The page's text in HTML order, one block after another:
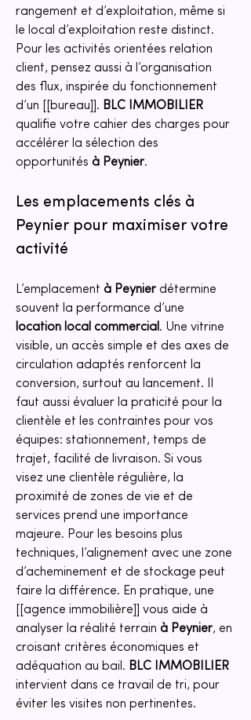
rangement et d’exploitation, même si
le local d’exploitation reste distinct.
Pour les activités orientées relation
client, pensez aussi à l’organisation
des flux, inspirée du fonctionnement
d’un [[bureau]]. BLC IMMOBILIER
qualifie votre cahier des charges pour
accélérer la sélection des
opportunités à Peynier.
Les emplacements clés à
Peynier pour maximiser votre
activité
L’emplacement à Peynier détermine
souvent la performance d’une
location local commercial . Une vitrine
visible, un accès simple et des axes de
circulation adaptés renforcent la
conversion, surtout au lancement. Il
faut aussi évaluer la praticité pour la
clientèle et les contraintes pour vos
équipes: stationnement, temps de
trajet, facilité de livraison. Si vous
visez une clientèle régulière, la
proximité de zones de vie et de
services prend une importance
majeure. Pour les besoins plus
techniques, l’alignement avec une zone
d’acheminement et de stockage peut
faire la différence. En pratique, une
[[agence immobilière]] vous aide à
analyser la réalité terrain à Peynier, en
croisant critères économiques et
adéquation au bail. BLC IMMOBILIER
intervient dans ce travail de tri, pour
éviter les visites non pertinentes.